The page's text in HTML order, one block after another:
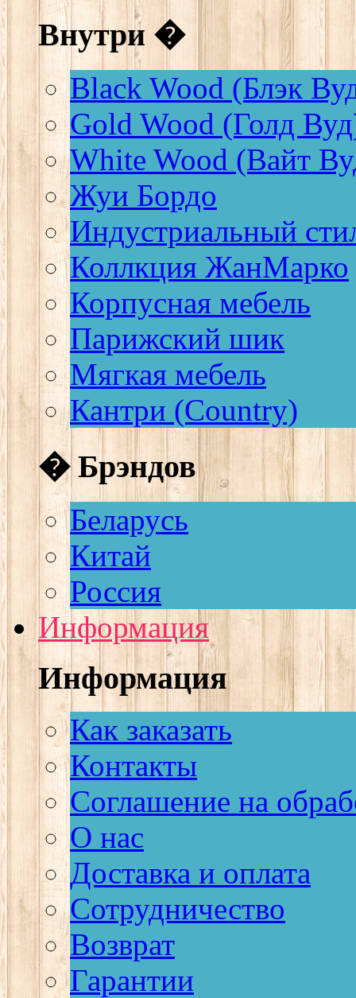
Внутри �
Black Wood (Блэк
Gold Wood (Голд
White Wood (Вайт
Жуи Бордо
Индустриальный
Коллкция ЖанМарко
Корпусная мебель
Парижский шик
Мягкая мебель
Кантри (Country)
� Брэндов
Беларусь
Китай
Россия
Информация
Информация
Как заказать
Контакты
Соглашение на
О нас
Доставка и оплата
Сотрудничество
Возврат
Гарантии